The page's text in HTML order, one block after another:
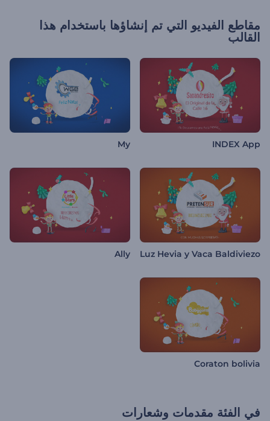
مقاطع الفيديو التي تم إنشاؤها باستخدام هذا
القالب
INDEX App
My
Luz Hevia y Vaca Baldiviezo
Ally
Coraton bolivia
في الفئة مقدمات وشعارات